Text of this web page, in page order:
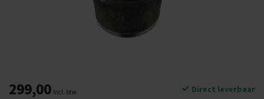
299,00 Incl. btw Direct leverbaar